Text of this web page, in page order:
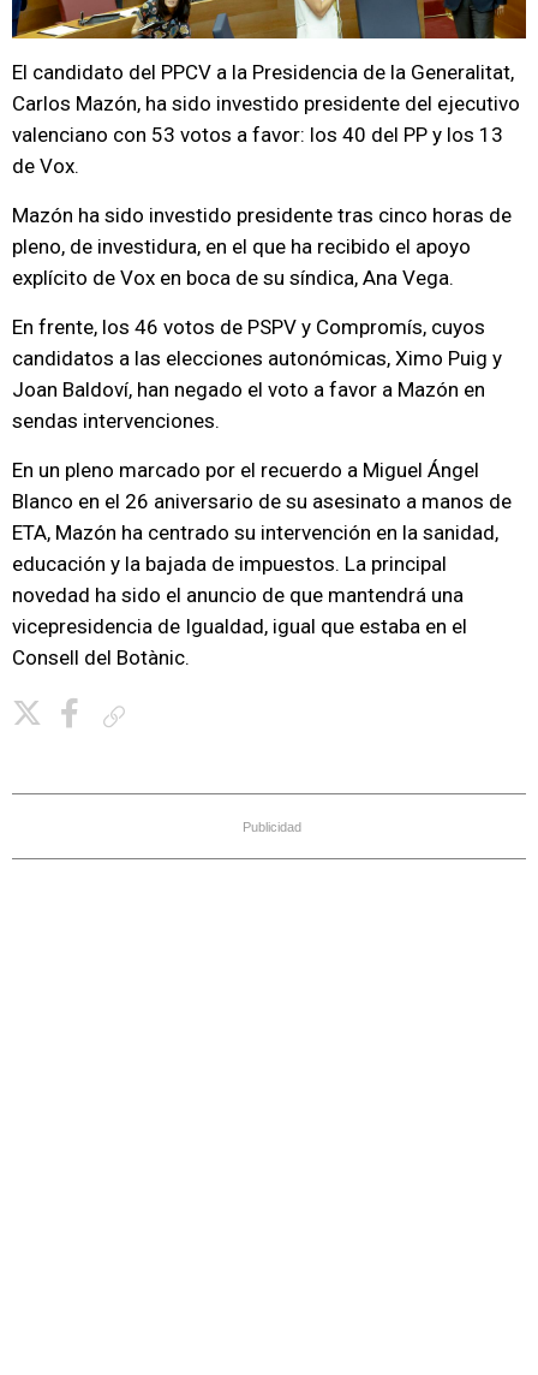
El candidato del PPCV a la Presidencia de la Generalitat,
Carlos Mazón, ha sido investido presidente del ejecutivo
valenciano con 53 votos a favor: los 40 del PP y los 13
de Vox.
Mazón ha sido investido presidente tras cinco horas de
pleno, de investidura, en el que ha recibido el apoyo
explícito de Vox en boca de su síndica, Ana Vega.
En frente, los 46 votos de PSPV y Compromís, cuyos
candidatos a las elecciones autonómicas, Ximo Puig y
Joan Baldoví, han negado el voto a favor a Mazón en
sendas intervenciones.
En un pleno marcado por el recuerdo a Miguel Ángel
Blanco en el 26 aniversario de su asesinato a manos de
ETA, Mazón ha centrado su intervención en la sanidad,
educación y la bajada de impuestos. La principal
novedad ha sido el anuncio de que mantendrá una
vicepresidencia de Igualdad, igual que estaba en el
Consell del Botànic.
Publicidad